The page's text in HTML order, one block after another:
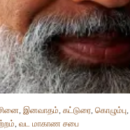
, இனவாதம், கட்டுரை, கொழும்பு,
, வட மாகாண சபை